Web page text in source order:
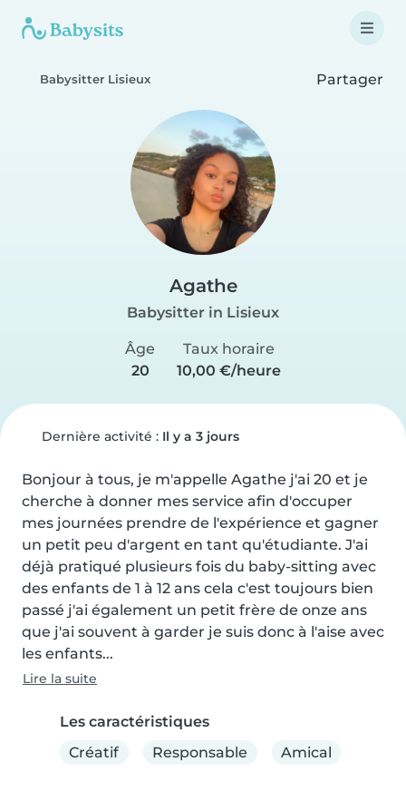
Babysitter Lisieux Partager
Agathe
Babysitter in Lisieux
Âge
20
Taux horaire
10,00 €/heure
Dernière activité : Il y a 3 jours
Bonjour à tous, je m'appelle Agathe j'ai 20 et je
cherche à donner mes service afin d'occuper
mes journées prendre de l'expérience et gagner
un petit peu d'argent en tant qu'étudiante. J'ai
déjà pratiqué plusieurs fois du baby-sitting avec
des enfants de 1 à 12 ans cela c'est toujours bien
passé j'ai également un petit frère de onze ans
que j'ai souvent à garder je suis donc à l'aise avec
les enfants...
Lire la suite
Les caractéristiques
Créatif
Responsable Amical